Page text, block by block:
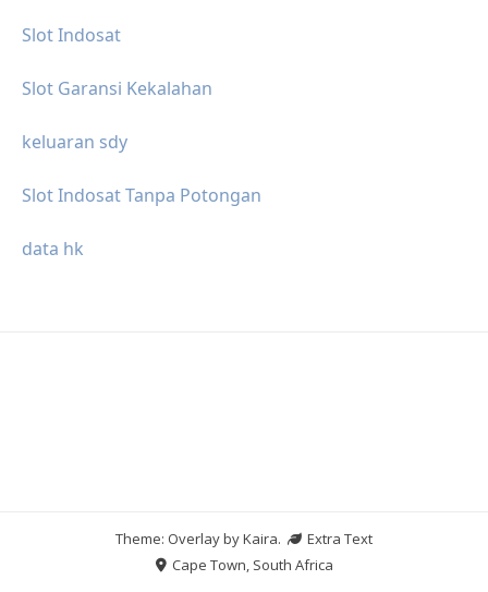
Slot Indosat
Slot Garansi Kekalahan
keluaran sdy
Slot Indosat Tanpa Potongan
data hk
Theme: Overlay byKaira.
Extra Text
Cape Town, South Africa